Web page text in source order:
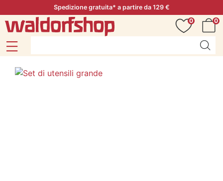
Spedizione gratuita* a partire da 129 €
0
0